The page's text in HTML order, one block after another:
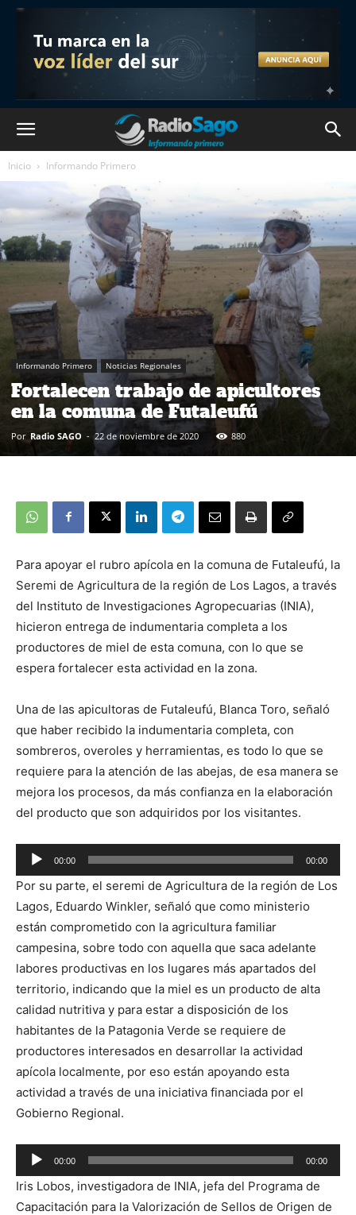
Inicio Informando Primero
Informando Primero Noticias Regionales
Fortalecen trabajo de apicultores
en la comuna de Futaleufú
Por Radio SAGO - 22 de noviembre de 2020 880
Para apoyar el rubro apícola en la comuna de Futaleufú, la
Seremi de Agricultura de la región de Los Lagos, a través
del Instituto de Investigaciones Agropecuarias (INIA),
hicieron entrega de indumentaria completa a los
productores de miel de esta comuna, con lo que se
espera fortalecer esta actividad en la zona.
Una de las apicultoras de Futaleufú, Blanca Toro, señaló
que haber recibido la indumentaria completa, con
sombreros, overoles y herramientas, es todo lo que se
requiere para la atención de las abejas, de esa manera se
mejora los procesos, da más confianza en la elaboración
del producto que son adquiridos por los visitantes.
Reproductor
de
audio
00:00 00:00
Por su parte, el seremi de Agricultura de la región de Los
Lagos, Eduardo Winkler, señaló que como ministerio
están comprometido con la agricultura familiar
campesina, sobre todo con aquella que saca adelante
labores productivas en los lugares más apartados del
territorio, indicando que la miel es un producto de alta
calidad nutritiva y para estar a disposición de los
habitantes de la Patagonia Verde se requiere de
productores interesados en desarrollar la actividad
apícola localmente, por eso están apoyando esta
actividad a través de una iniciativa financiada por el
Gobierno Regional.
Reproductor
de
audio
00:00 00:00
Iris Lobos, investigadora de INIA, jefa del Programa de
Capacitación para la Valorización de Sellos de Origen de